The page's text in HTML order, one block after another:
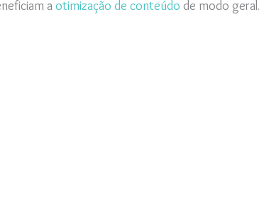
aotimização de conteúdo de modo